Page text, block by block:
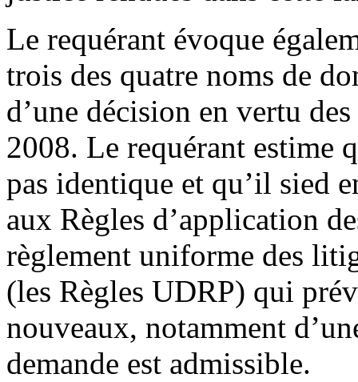
Le requérant évoque
trois des quatre noms de
d’une décision en vertu
2008. Le requérant estime
pas identique et qu’il sied
aux Règles d’application
règlement uniforme des
(les Règles UDRP) qui
nouveaux, notamment
demande est admissible.